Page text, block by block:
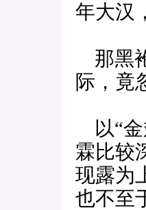
年大汉
那黑
际，竟
以“金
霖比较
现露为
也不至